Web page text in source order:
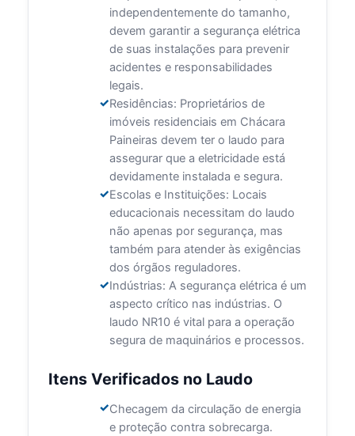
independentemente do tamanho,
devem garantir a segurança elétrica
de suas instalações para prevenir
acidentes e responsabilidades
legais.
Residências: Proprietários de
imóveis residenciais em Chácara
Paineiras devem ter o laudo para
assegurar que a eletricidade está
devidamente instalada e segura.
Escolas e Instituições: Locais
educacionais necessitam do laudo
não apenas por segurança, mas
também para atender às exigências
dos órgãos reguladores.
Indústrias: A segurança elétrica é um
aspecto crítico nas indústrias. O
laudo NR10 é vital para a operação
segura de maquinários e processos.
Itens Verificados no Laudo
Checagem da circulação de energia
e proteção contra sobrecarga.